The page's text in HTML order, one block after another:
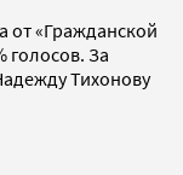
от «Гражданской
За
Тихонову